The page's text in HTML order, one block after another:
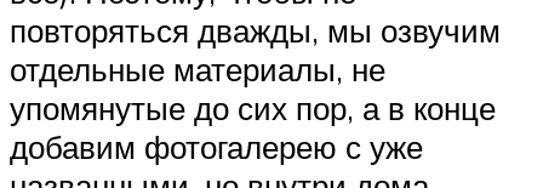
повторяться дважды, мы озвучим
отдельные материалы, не
упомянутые до сих пор, а в конце
добавим фотогалерею с уже